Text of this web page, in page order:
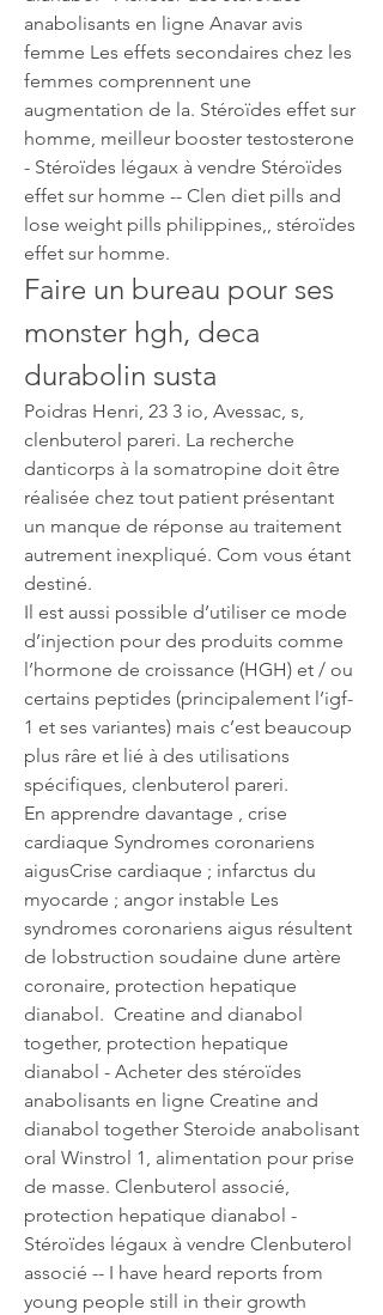
anabolisants en ligne Anavar avis
femme Les effets secondaires chez les
femmes comprennent une
augmentation de la. Stéroïdes effet sur
homme, meilleur booster testosterone
- Stéroïdes légaux à vendre Stéroïdes
effet sur homme -- Clen diet pills and
lose weight pills philippines,, stéroïdes
effet sur homme.
Faire un bureau pour ses
monster hgh, deca
durabolin susta
Poidras Henri, 23 3 io, Avessac, s,
clenbuterol pareri. La recherche
danticorps à la somatropine doit être
réalisée chez tout patient présentant
un manque de réponse au traitement
autrement inexpliqué. Com vous étant
destiné.
Il est aussi possible d’utiliser ce mode
d’injection pour des produits comme
l’hormone de croissance (HGH) et / ou
certains peptides (principalement l’igf-
1 et ses variantes) mais c’est beaucoup
plus râre et lié à des utilisations
spécifiques, clenbuterol pareri.
En apprendre davantage , crise
cardiaque Syndromes coronariens
aigusCrise cardiaque ; infarctus du
myocarde ; angor instable Les
syndromes coronariens aigus résultent
de lobstruction soudaine dune artère
coronaire, protection hepatique
dianabol.  Creatine and dianabol
together, protection hepatique
dianabol - Acheter des stéroïdes
anabolisants en ligne Creatine and
dianabol together Steroide anabolisant
oral Winstrol 1, alimentation pour prise
de masse. Clenbuterol associé,
protection hepatique dianabol -
Stéroïdes légaux à vendre Clenbuterol
associé -- I have heard reports from
young people still in their growth